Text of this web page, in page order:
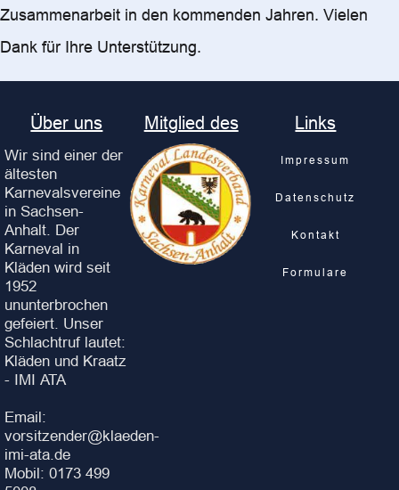
Zusammenarbeit in den kommenden Jahren. Vielen
Dank für Ihre Unterstützung.
Über uns
Wir sind einer der
ältesten
Karnevalsvereine
in Sachsen-
Anhalt. Der
Karneval in
Kläden wird seit
1952
ununterbrochen
gefeiert. Unser
Schlachtruf lautet:
Kläden und Kraatz
- IMI ATA
Email:
vorsitzender@klaeden-
imi-ata.de
Mobil: 0173 499
Mitglied des Links
Impressum
Datenschutz
Kontakt
Formulare